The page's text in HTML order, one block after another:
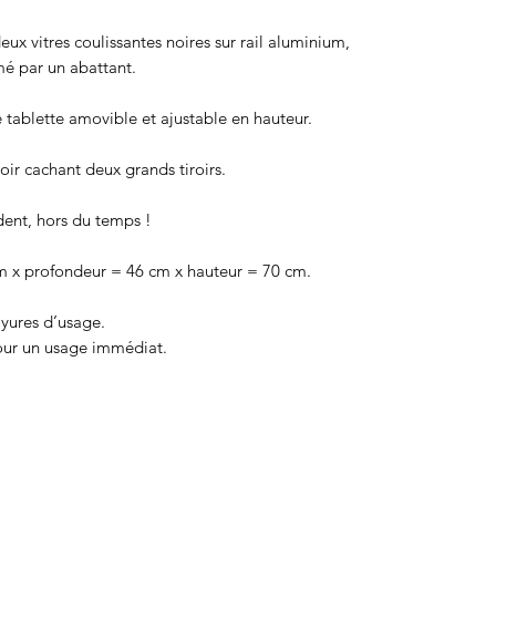
vitres coulissantes noires sur rail aluminium,
par un abattant.
tablette amovible et ajustable en hauteur.
cachant deux grands tiroirs.
hors du temps !
x profondeur = 46 cm x hauteur = 70 cm.
d’usage.
un usage immédiat.